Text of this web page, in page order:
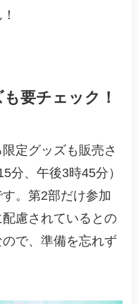
要チェック！
定グッズも販売さ
分、午後3時45分）
。第2部だけ参加
慮されているとの
で、準備を忘れず